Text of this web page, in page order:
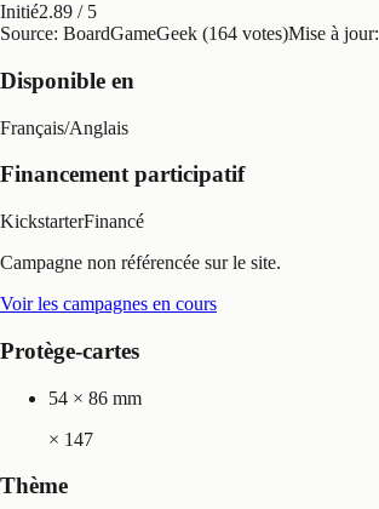
Initié2.89 / 5
Source: BoardGameGeek (164 votes)Mise à jour:
Disponible en
Français/Anglais
Financement participatif
KickstarterFinancé
Campagne non référencée sur le site.
Voir les campagnes en cours
Protège-cartes
54 × 86 mm
× 147
Thème